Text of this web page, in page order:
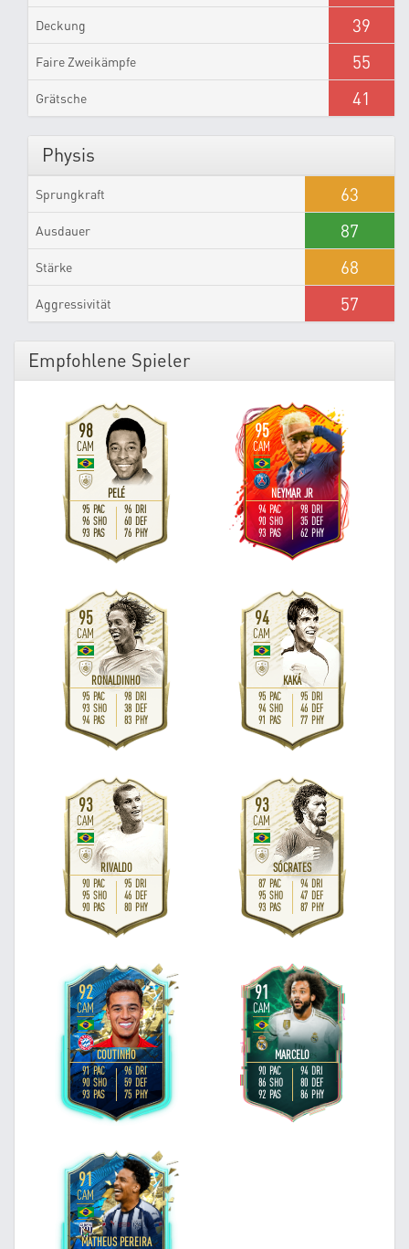
Deckung 39
Faire Zweikämpfe 55
Grätsche 41
Physis
Sprungkraft 63
Ausdauer 87
Stärke 68
Aggressivität 57
Empfohlene Spieler